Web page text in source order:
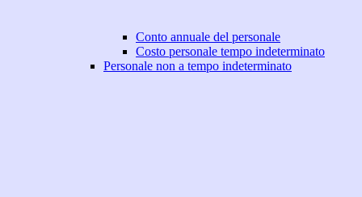
Conto annuale del personale
Costo personale tempo indeterminato
Personale non a tempo indeterminato